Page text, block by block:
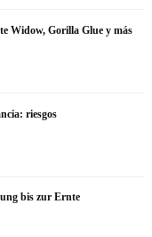
Widow, Gorilla Glue y más
riesgos
bis zur Ernte